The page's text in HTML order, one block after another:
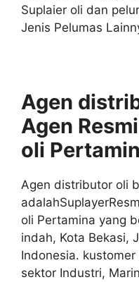
Suplaier oli dan
Jenis Pelumas
Agen
Agen Resmi
oli
Agen distributor oli
oli Pertamina yang
indah, Kota Bekasi,
Indonesia.
sektor Industri,